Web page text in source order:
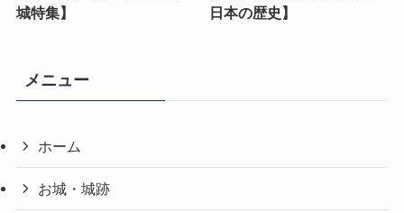
城特集】
日本の歴史】
メニュー
ホーム
お城・城跡